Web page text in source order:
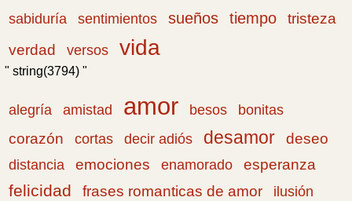
sabiduría sentimientos sueños tiempo
tristeza
verdad
versos vida
" string(3794) "
alegría amistad amor besos
bonitas
corazón
cortas decir adiós desamor deseo
distancia emociones enamorado esperanza
felicidad frases romanticas de amor
ilusión